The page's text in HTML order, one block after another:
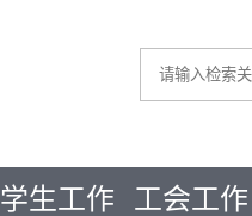
学生工作 工会工作